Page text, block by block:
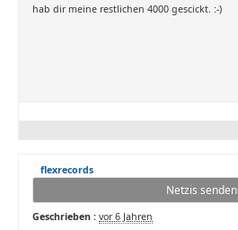
hab dir meine restlichen 4000 gescickt. :-)
flexrecords
Netzis senden
Geschrieben : vor 6 Jahren